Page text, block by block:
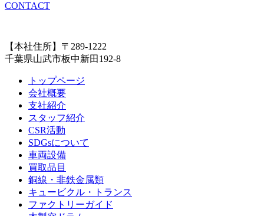
CONTACT
【本社住所】〒289-1222
千葉県山武市板中新田192-8
トップページ
会社概要
支社紹介
スタッフ紹介
CSR活動
SDGsについて
車両設備
買取品目
銅線・非鉄金属類
キュービクル・トランス
ファクトリーガイド